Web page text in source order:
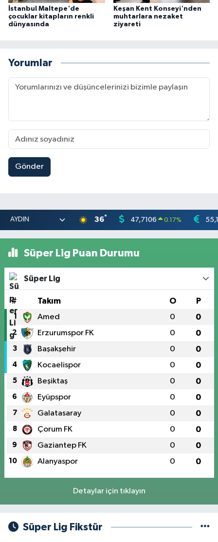
İstanbul Maltepe'de
çocuklar kitapların renkli
dünyasında
Keşan Kent Konseyi'nden
muhtarlara nezaket
ziyareti
Yorumlar
Gönder
36° 47,7106 0.17%
Süper Lig Puan Durumu
Süper Lig
# Takım O P
1 Amed 0 0
2 Erzurumspor FK 0 0
3 Başakşehir 0 0
4 Kocaelispor 0 0
5 Beşiktaş 0 0
6 Eyüpspor 0 0
7 Galatasaray 0 0
8 Çorum FK 0 0
9 Gaziantep FK 0 0
10 Alanyaspor 0 0
Detaylar için tıklayın
Süper Lig Fikstür